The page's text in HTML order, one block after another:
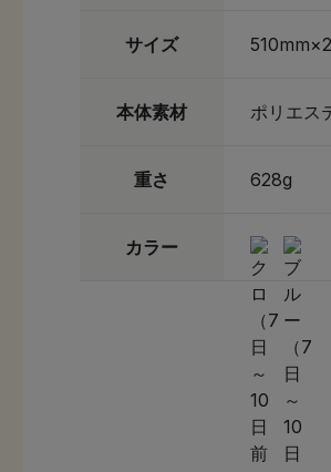
サイズ
本体素材 ポリエス
重さ 628g
カラー